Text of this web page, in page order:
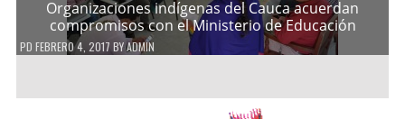
Organizaciones indígenas del Cauca acuerdan
compromisos con el Ministerio de Educación
PD FEBRERO 4, 2017 BYADMIN